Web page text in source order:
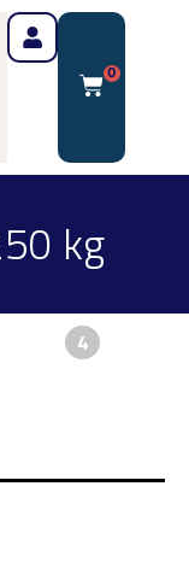
0
kg
4